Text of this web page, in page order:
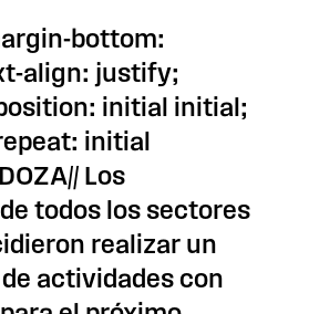
bottom:
align: justify;
initial initial;
initial
Los
todos los sectores
realizar un
actividades con